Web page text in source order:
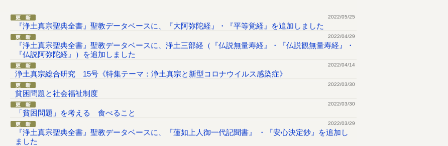
2022/05/25
『浄土真宗聖典全書』聖教データベースに、『大阿弥陀経』・『平等覚経』を追加しました
2022/04/29
『浄土真宗聖典全書』聖教データベースに、浄土三部経（『仏説無量寿経』・『仏説観無量寿経』・
『仏説阿弥陀経』）を追加しました
2022/04/14
浄土真宗総合研究 15号《特集テーマ：浄土真宗と新型コロナウイルス感染症》
2022/03/30
貧困問題と社会福祉制度
2022/03/30
「貧困問題」を考える 食べること
2022/03/29
『浄土真宗聖典全書』聖教データベースに、『蓮如上人御一代記聞書』 ・『安心決定鈔』を追加し
ました